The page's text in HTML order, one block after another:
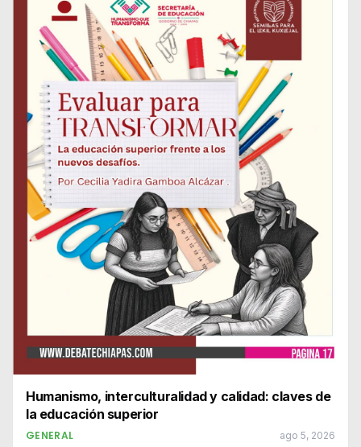
Humanismo, interculturalidad y calidad: claves de
la educación superior
GENERAL ago 5, 2026